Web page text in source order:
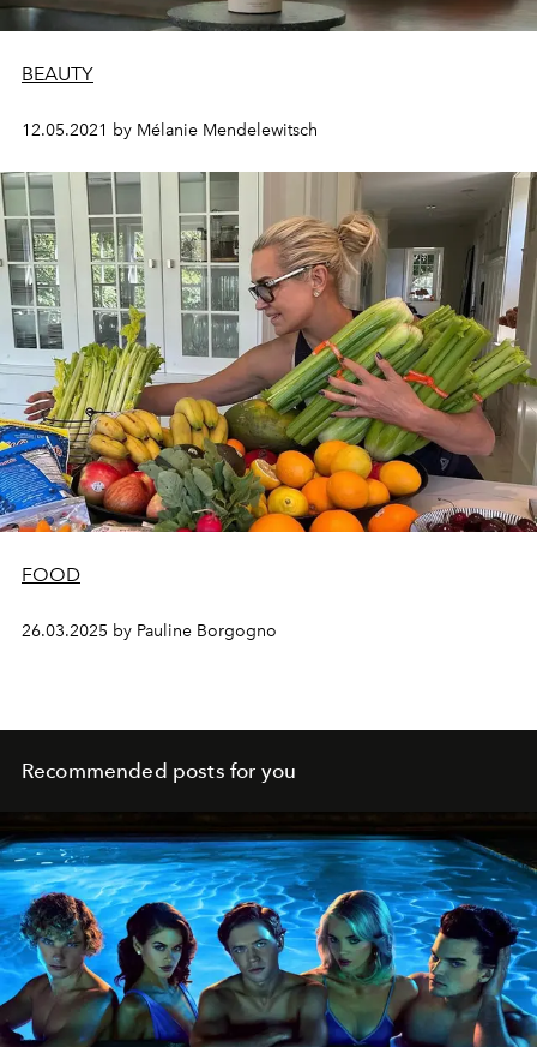
BEAUTY
12.05.2021 by Mélanie Mendelewitsch
FOOD
26.03.2025 by Pauline Borgogno
Recommended posts for you